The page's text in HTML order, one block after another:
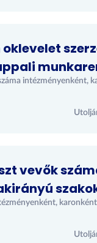
intézményenként,
vevők